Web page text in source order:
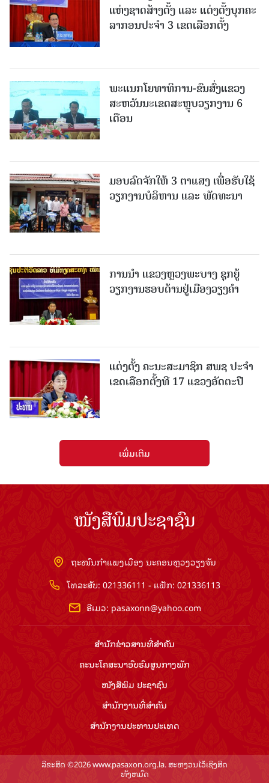
ແຫ່ງຊາດສ້າງຕັ້ງ ແລະ ແຕ່ງຕັ້ງບຸກຄະ
ລາກອນປະຈໍາ 3 ເຂດເລືອກຕັ້ງ
ພະແນກໂຍທາທິການ-ຂົນສົ່ງແຂວງ
ສະຫວັນນະເຂດສະຫຼຸບວຽກງານ 6
ເດືອນ
ມອບລົດຈັກໃຫ້ 3 ຕາແສງ ເພື່ອຮັບໃຊ້
ວຽກງານບໍລິຫານ ແລະ ພັດທະນາ
ການນຳ ແຂວງຫຼວງພະບາງ ຊຸກຍູ້
ວຽກງານຮອບດ້ານຢູ່ເມືອງວຽງຄໍາ
ແຕ່ງຕັ້ງ ຄະນະສະມາຊິກ ສພຊ ປະຈຳ
ເຂດເລືອກຕັ້ງທີ 17 ແຂວງອັດຕະປື
ເພີ່ມເຕີມ
ໜັງສືພິມປະຊາຊົນ
ຖະໜົນກຳແພງເມືອງ ນະຄອນຫຼວງວຽງຈັນ
ໂທລະສັບ: 021336111 - ແຟັກ: 021336113
ອີເມວ: pasaxonn@yahoo.com
ສຳ​ນັກ​ຂ່າວ​ສານ​ທີ່​ສຳ​ຄັນ​
ຄະນະໂຄສະນາອົບຮົມ​ສູນ​ກາງ​ພັກ
ໜັງສືພິມ ປະ​ຊາ​ຊົນ
ສຳ​ນັກ​ງານ​ທີ່​ສຳ​ຄັນ
ສຳ​ນັກ​ງານ​ປະ​ທານ​ປະ​ເທດ
ລິຂະສິດ ©2026 www.pasaxon.org.la. ສະຫງວນໄວ້ເຊິງສິດ
ທັງຫມົດ